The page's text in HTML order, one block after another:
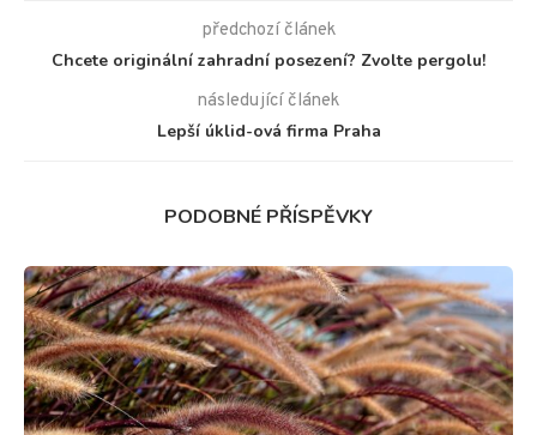
předchozí článek
Chcete originální zahradní posezení? Zvolte pergolu!
následující článek
Lepší úklid-ová firma Praha
PODOBNÉ PŘÍSPĚVKY